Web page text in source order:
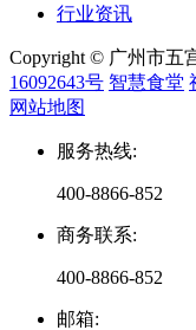
行业资讯
Copyright © 广州市五
16092643号 智慧食堂
网站地图
服务热线:
400-8866-852
商务联系:
400-8866-852
邮箱: